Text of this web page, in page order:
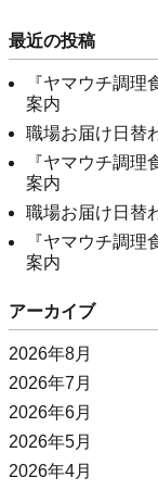
最近の投稿
『ヤマウチ調
案内
職場お届け日替
『ヤマウチ調
案内
職場お届け日替
『ヤマウチ調
案内
アーカイブ
2026年8月
2026年7月
2026年6月
2026年5月
2026年4月